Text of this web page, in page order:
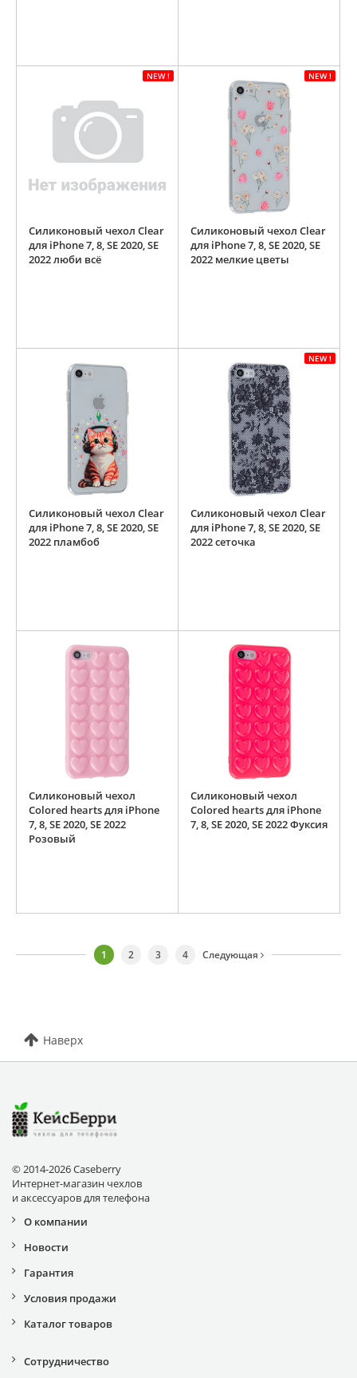
NEW !
Силиконовый чехол Clear
для iPhone 7, 8, SE 2020, SE
2022 люби всё
NEW !
Силиконовый чехол Clear
для iPhone 7, 8, SE 2020, SE
2022 мелкие цветы
Силиконовый чехол Clear
для iPhone 7, 8, SE 2020, SE
2022 пламбоб
NEW !
Силиконовый чехол Clear
для iPhone 7, 8, SE 2020, SE
2022 сеточка
Силиконовый чехол
Colored hearts для iPhone
7, 8, SE 2020, SE 2022
Розовый
Силиконовый чехол
Colored hearts для iPhone
7, 8, SE 2020, SE 2022 Фуксия
1 2 3 4 Следующая
Наверх
© 2014-2026 Caseberry
Интернет-магазин чехлов
и аксессуаров для телефона
О компании
Новости
Гарантия
Условия продажи
Каталог товаров
Сотрудничество